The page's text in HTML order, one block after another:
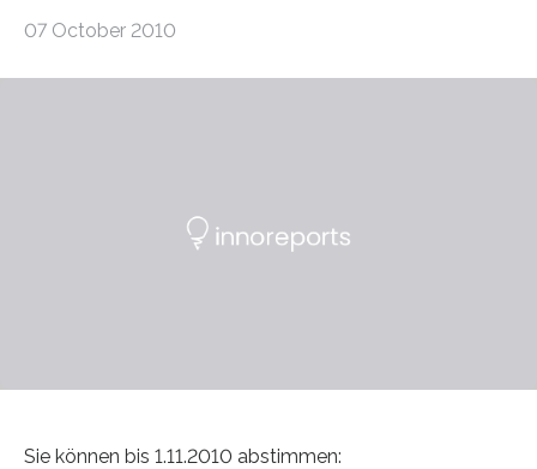
07 October 2010
Sie können bis 1.11.2010 abstimmen: